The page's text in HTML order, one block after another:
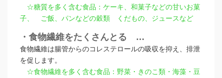
☆糖質を多く含む食品：ケーキ、和菓子などの甘いお菓
子、 ご飯、パンなどの穀類 くだもの、ジュースなど
・食物繊維をたくさんとる …
食物繊維は腸管からのコレステロールの吸収を抑え、排泄
を促します。
☆食物繊維を多く含む食品：野菜・きのこ類・海藻・豆